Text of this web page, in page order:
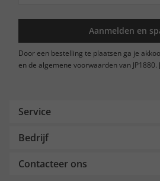
Aanmelden en
Door een bestelling te plaatsen ga je
en de algemene voorwaarden van JP1880.
Service
Bedrijf
Contacteer ons